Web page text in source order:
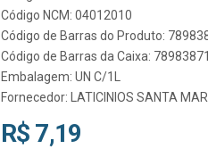
Código NCM: 04012010
Código de Barras do Produto:
Código de Barras da Caixa:
Embalagem: UN C/1L
Fornecedor:
LATICINIOS SANTA
R$ 7,19